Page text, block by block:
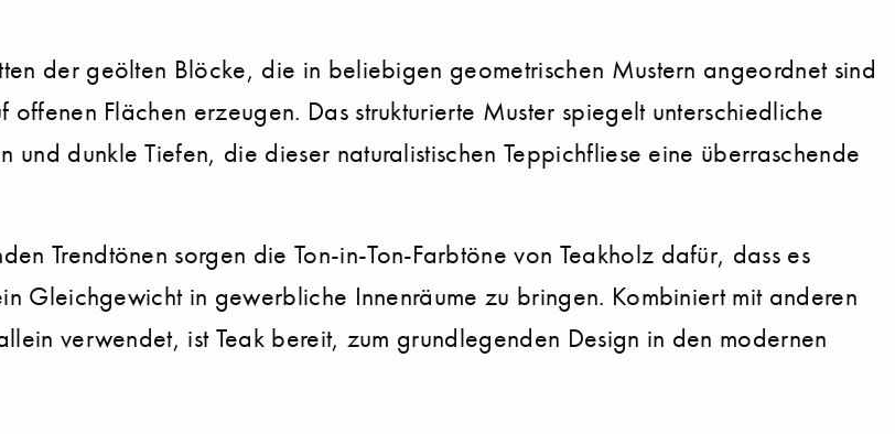
der geölten Blöcke, die in beliebigen geometrischen Mustern angeordnet sind
Flächen erzeugen. Das strukturierte Muster spiegelt unterschiedliche
dunkle Tiefen, die dieser naturalistischen Teppichfliese eine überraschende
Trendtönen sorgen die Ton-in-Ton-Farbtöne von Teakholz dafür, dass es
Gleichgewicht in gewerbliche Innenräume zu bringen. Kombiniert mit anderen
verwendet, ist Teak bereit, zum grundlegenden Design in den modernen